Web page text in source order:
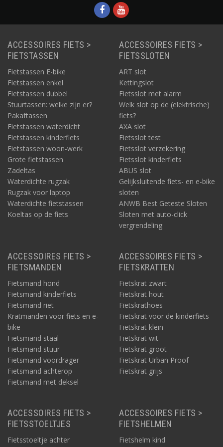
ACCESSOIRES FIETS >
FIETSTASSEN
Fietstassen E-bike
Fietstassen enkel
Fietstassen dubbel
Stuurtassen: welke zijn er?
Pakaftassen
Fietstassen waterdicht
Fietstassen kinderfiets
Fietstassen woon-werk
Grote fietstassen
Zadeltas
Waterdichte rugzak
Rugzak voor laptop
Waterdichte fietstassen
Koeltas op de fiets
ACCESSOIRES FIETS >
FIETSSLOTEN
ART slot
Kettingslot
Fietsslot met alarm
Welk slot op de (elektrische)
fiets?
AXA slot
Fietsslot test
Fietsslot verzekering
Fietsslot kinderfiets
ABUS slot
Gelijksluitende fiets- en e-bike
sloten
ANWB Best Geteste Sloten
Sloten met auto-click
vergrendeling
ACCESSOIRES FIETS >
FIETSMANDEN
Fietsmand hond
Fietsmand kinderfiets
Fietsmand riet
Kratmanden voor fiets en e-
bike
Fietsmand staal
Fietsmand stuur
Fietsmand voordrager
Fietsmand achterop
Fietsmand met deksel
ACCESSOIRES FIETS >
FIETSKRATTEN
Fietskrat zwart
Fietskrat hout
Fietskrathoes
Fietskrat voor de kinderfiets
Fietskrat klein
Fietskrat wit
Fietskrat groot
Fietskrat Urban Proof
Fietskrat grijs
ACCESSOIRES FIETS >
FIETSSTOELTJES
Fietsstoeltje achter
ACCESSOIRES FIETS >
FIETSHELMEN
Fietshelm kind